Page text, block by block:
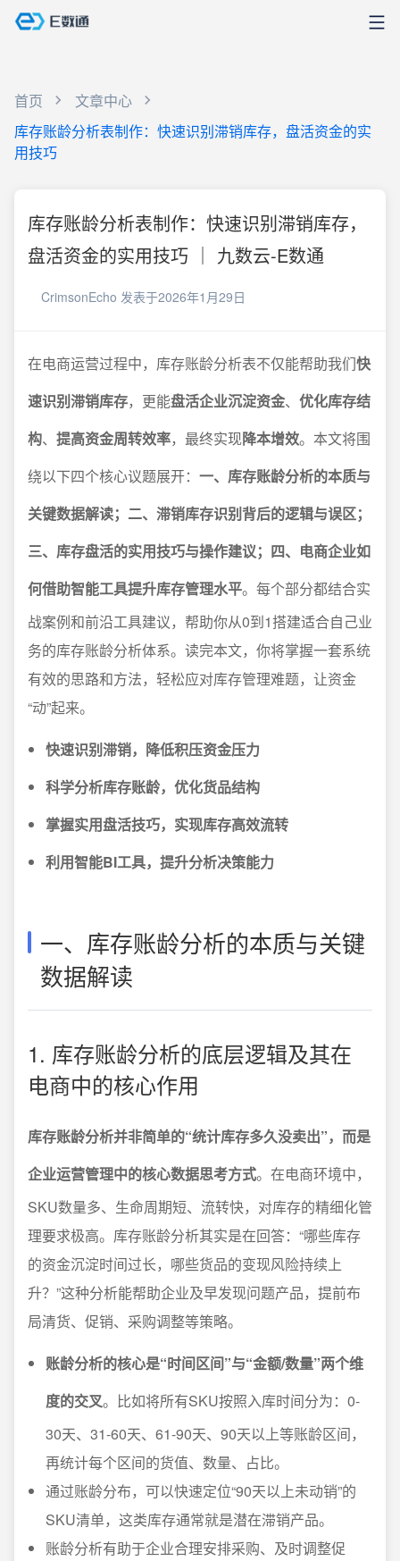
首页
文章中心
库存账龄分析表制作：快速识别滞销库存，盘活资金的实
用技巧
库存账龄分析表制作：快速识别滞销库存，
盘活资金的实用技巧 ｜ 九数云-E数通
CrimsonEcho 发表于2026年1月29日
在电商运营过程中，库存账龄分析表不仅能帮助我们快
速识别滞销库存，更能盘活企业沉淀资金、 优化库存结
构、 提高资金周转效率，最终实现降本增效。本文将围
绕以下四个核心议题展开： 一、库存账龄分析的本质与
关键数据解读；二、滞销库存识别背后的逻辑与误区；
三、库存盘活的实用技巧与操作建议；四、电商企业如
何借助智能工具提升库存管理水平。每个部分都结合实
战案例和前沿工具建议，帮助你从0到1搭建适合自己业
务的库存账龄分析体系。读完本文，你将掌握一套系统
有效的思路和方法，轻松应对库存管理难题，让资金
“动”起来。
快速识别滞销，降低积压资金压力
科学分析库存账龄，优化货品结构
掌握实用盘活技巧，实现库存高效流转
利用智能BI工具，提升分析决策能力
一、库存账龄分析的本质与关键
数据解读
1. 库存账龄分析的底层逻辑及其在
电商中的核心作用
库存账龄分析并非简单的“统计库存多久没卖出”，而是
企业运营管理中的核心数据思考方式。在电商环境中，
SKU数量多、生命周期短、流转快，对库存的精细化管
理要求极高。库存账龄分析其实是在回答：“哪些库存
的资金沉淀时间过长，哪些货品的变现风险持续上
升？”这种分析能帮助企业及早发现问题产品，提前布
局清货、促销、采购调整等策略。
账龄分析的核心是“时间区间”与“金额/数量”两个维
度的交叉。比如将所有SKU按照入库时间分为：0-
30天、31-60天、61-90天、90天以上等账龄区间，
再统计每个区间的货值、数量、占比。
通过账龄分布，可以快速定位“90天以上未动销”的
SKU清单，这类库存通常就是潜在滞销产品。
账龄分析有助于企业合理安排采购、及时调整促